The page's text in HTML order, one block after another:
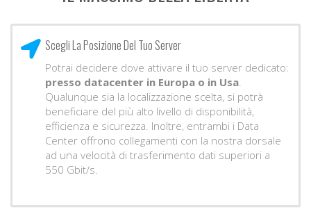
Scegli La Posizione Del Tuo Server
Potrai decidere dove attivare il tuo server dedicato:
presso datacenter in Europa o in Usa.
Qualunque sia la localizzazione scelta, si potrà
beneficiare del più alto livello di disponibilità,
efficienza e sicurezza. Inoltre, entrambi i Data
Center offrono collegamenti con la nostra dorsale
ad una velocità di trasferimento dati superiori a
550 Gbit/s.